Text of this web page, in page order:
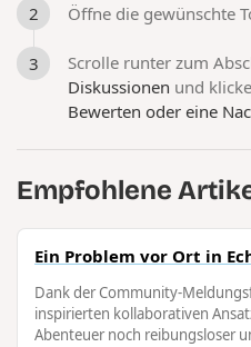
Öffne die gewünschte
Scrolle runter zum
Diskussionen und
Bewerten oder eine
Empfohlene
Ein Problem vor Ort in
Dank der Community-
inspirierten kollaborativen
Abenteuer noch reibungsloser